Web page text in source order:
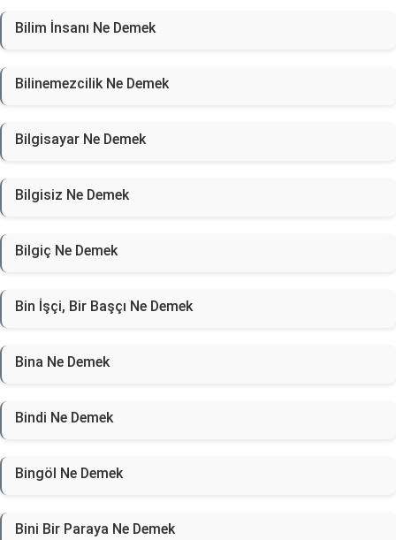
Bilim İnsanı Ne Demek
Bilinemezcilik Ne Demek
Bilgisayar Ne Demek
Bilgisiz Ne Demek
Bilgiç Ne Demek
Bin İşçi, Bir Başçı Ne Demek
Bina Ne Demek
Bindi Ne Demek
Bingöl Ne Demek
Bini Bir Paraya Ne Demek